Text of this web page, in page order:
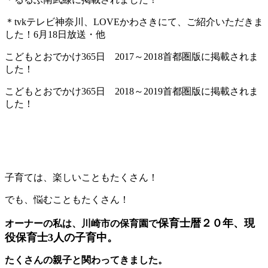
＊tvkテレビ神奈川、LOVEかわさきにて、ご紹介いただきま
した！6月18日放送・他
こどもとおでかけ365日 2017～2018首都圏版に掲載されま
した！
こどもとおでかけ365日 2018～2019首都圏版に掲載されま
した！
子育ては、楽しいこともたくさん！
でも、悩むこともたくさん！
オーナーの私は、川崎市の保育園で保育士暦２０年、現
役保育士3人の子育中。
たくさんの親子と関わってきました。